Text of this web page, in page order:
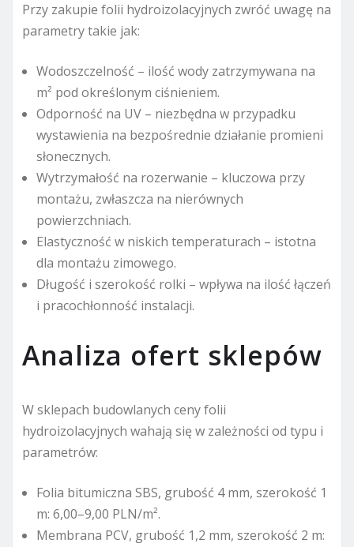
Przy zakupie folii hydroizolacyjnych zwróć uwagę na
parametry takie jak:
Wodoszczelność – ilość wody zatrzymywana na
m² pod określonym ciśnieniem.
Odporność na UV – niezbędna w przypadku
wystawienia na bezpośrednie działanie promieni
słonecznych.
Wytrzymałość na rozerwanie – kluczowa przy
montażu, zwłaszcza na nierównych
powierzchniach.
Elastyczność w niskich temperaturach – istotna
dla montażu zimowego.
Długość i szerokość rolki – wpływa na ilość łączeń
i pracochłonność instalacji.
Analiza ofert sklepów
W sklepach budowlanych ceny folii
hydroizolacyjnych wahają się w zależności od typu i
parametrów:
Folia bitumiczna SBS, grubość 4 mm, szerokość 1
m: 6,00–9,00 PLN/m².
Membrana PCV, grubość 1,2 mm, szerokość 2 m: